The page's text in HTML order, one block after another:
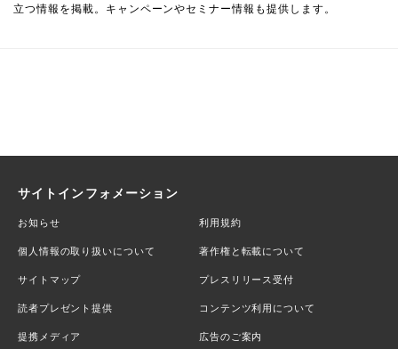
立つ情報を掲載。キャンペーンやセミナー情報も提供します。
サイトインフォメーション
お知らせ 利用規約
個人情報の取り扱いについて 著作権と転載について
サイトマップ プレスリリース受付
読者プレゼント提供 コンテンツ利用について
提携メディア 広告のご案内